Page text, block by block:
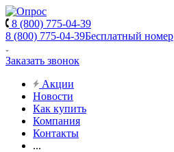
8 (800) 775-04-39
8 (800) 775-04-39Бесплатный номер
Заказать звонок
Акции
Новости
Как купить
Компания
Контакты
...